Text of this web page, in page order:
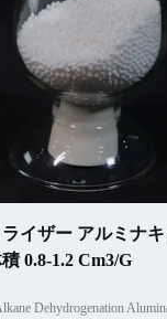
イザー アルミナ
0.8-1.2 Cm3/G
Dehydrogenation